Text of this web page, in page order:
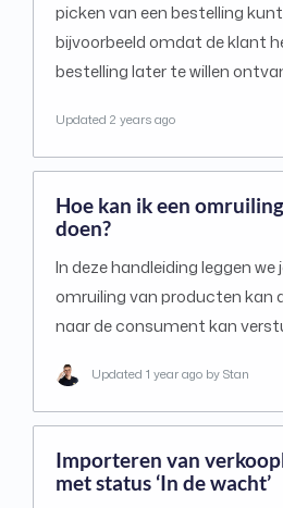
picken van een bestelling
bijvoorbeeld omdat de klant
bestelling later te willen
Updated 2 years ago
Hoe kan ik een
doen?
In deze handleiding leggen we
omruiling van producten kan
naar de consument kan
Updated 1 year ago by Stan
Importeren van
met status ‘In de wacht’